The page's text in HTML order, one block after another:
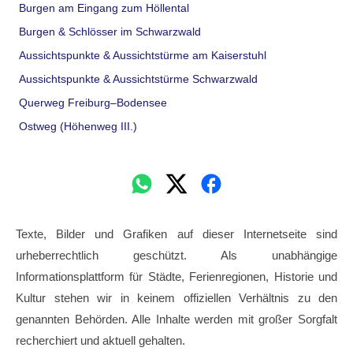
Burgen am Eingang zum Höllental
Burgen & Schlösser im Schwarzwald
Aussichtspunkte & Aussichtstürme am Kaiserstuhl
Aussichtspunkte & Aussichtstürme Schwarzwald
Querweg Freiburg–Bodensee
Ostweg (Höhenweg III.)
Texte, Bilder und Grafiken auf dieser Internetseite sind
urheberrechtlich geschützt. Als unabhängige
Informationsplattform für Städte, Ferienregionen, Historie und
Kultur stehen wir in keinem offiziellen Verhältnis zu den
genannten Behörden. Alle Inhalte werden mit großer Sorgfalt
recherchiert und aktuell gehalten.